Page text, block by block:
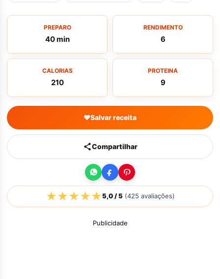
PREPARO
40 min
RENDIMENTO
6
CALORIAS
210
PROTEINA
9
♥Salvar receita
Compartilhar
★★★★★5,0/ 5(425 avaliações)
Publicidade